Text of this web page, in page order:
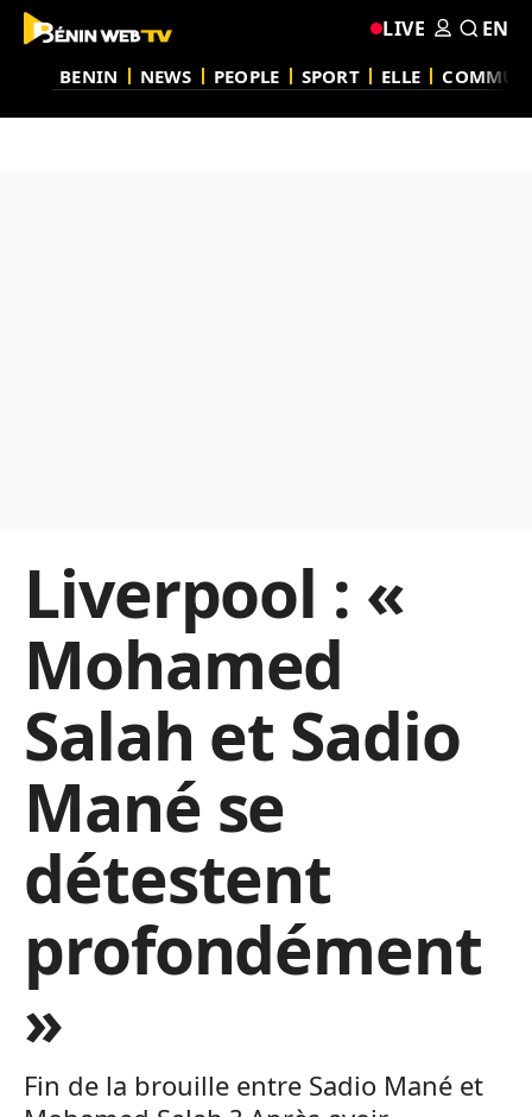
BENIN NEWS PEOPLE SPORT ELLE
LIVE EN
Liverpool : «
Mohamed
Salah et Sadio
Mané se
détestent
profondément
»
Fin de la brouille entre Sadio Mané et